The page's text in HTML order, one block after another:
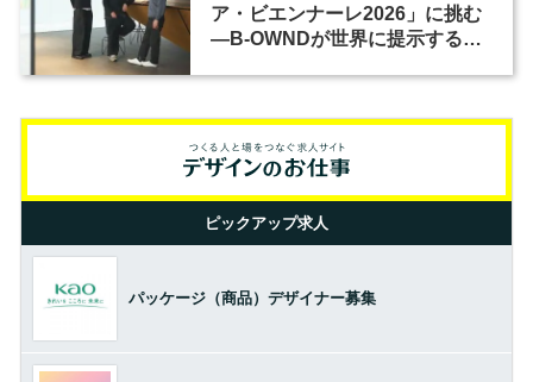
ア・ビエンナーレ2026」に挑む
―B-OWNDが世界に提示する美
ピックアップ求人
パッケージ（商品）デザイナー募集